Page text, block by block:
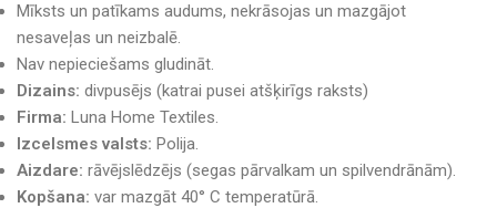
Mīksts un patīkams audums, nekrāsojas un mazgājot
nesaveļas un neizbalē.
Nav nepieciešams gludināt.
Dizains: divpusējs (katrai pusei atšķirīgs raksts)
Firma: Luna Home Textiles.
Izcelsmes valsts: Polija.
Aizdare: rāvējslēdzējs (segas pārvalkam un spilvendrānām).
Kopšana: var mazgāt 40° C temperatūrā.